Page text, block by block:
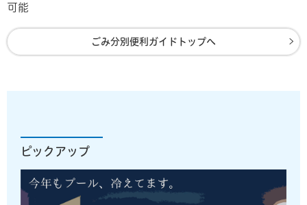
可能
ごみ分別便利ガイドトップへ
ピックアップ